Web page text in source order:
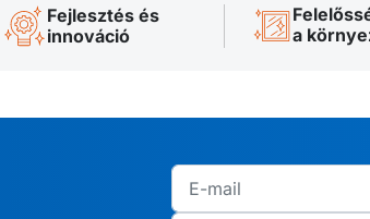
Fejlesztés és
innováció
a